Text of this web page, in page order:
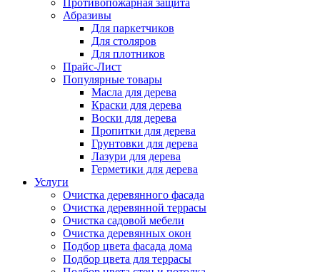
Противопожарная защита
Абразивы
Для паркетчиков
Для столяров
Для плотников
Прайс-Лист
Популярные товары
Масла для дерева
Краски для дерева
Воски для дерева
Пропитки для дерева
Грунтовки для дерева
Лазури для дерева
Герметики для дерева
Услуги
Очистка деревянного фасада
Очистка деревянной террасы
Очистка садовой мебели
Очистка деревянных окон
Подбор цвета фасада дома
Подбор цвета для террасы